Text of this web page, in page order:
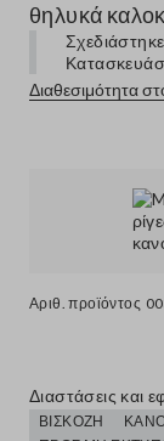
Αριθ. προϊόντος
θηλυκά
Διαθεσιμότητα
Διαστάσεις και
ΒΙΣΚΌΖΗ